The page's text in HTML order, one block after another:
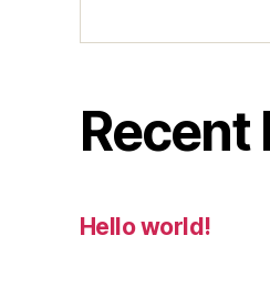
Recent
Hello world!